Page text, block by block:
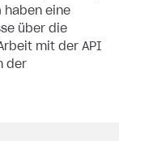
haben eine
über die
mit der API
der